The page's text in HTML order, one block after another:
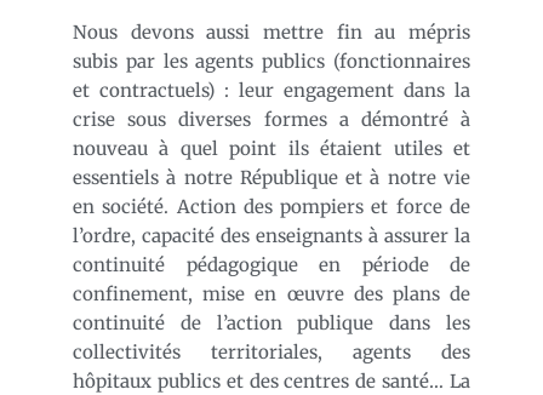
Nous devons aussi mettre fin au mépris
subis par les agents publics (fonctionnaires
et contractuels) : leur engagement dans la
crise sous diverses formes a démontré à
nouveau à quel point ils étaient utiles et
essentiels à notre République et à notre vie
en société. Action des pompiers et force de
l’ordre, capacité des enseignants à assurer la
continuité pédagogique en période de
confinement, mise en œuvre des plans de
continuité de l’action publique dans les
collectivités territoriales, agents des
hôpitaux publics et des centres de santé… La